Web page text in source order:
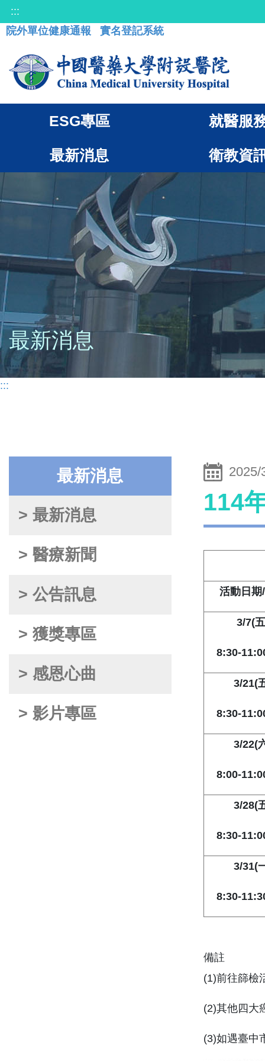
:::
院外單位健康通報
實名登記系統
ESG專區 就醫服
最新消息 衛教資
最新消息
:::
最新消息
> 最新消息
> 醫療新聞
> 公告訊息
> 獲獎專區
> 感恩心曲
> 影片專區
2025/
114
活動日期
3/7(
8:30-
3/21(
8:30-
3/22(
8:00-
3/28(
8:30-
3/31(
8:30-
備註
(1)前往篩檢
(2)其他四大
(3)如遇臺中